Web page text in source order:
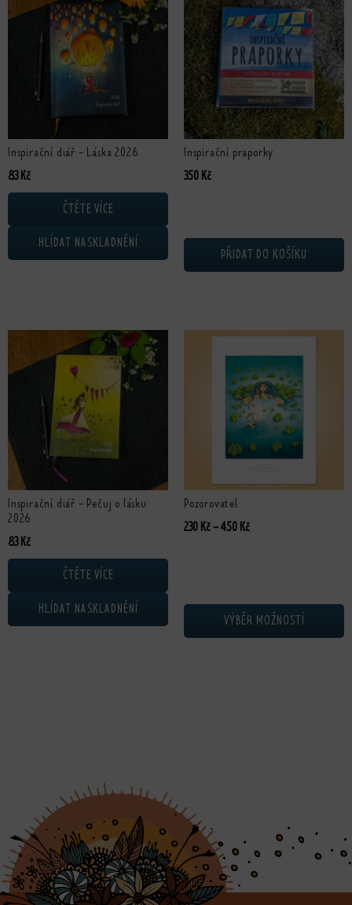
Inspirační diář - Láska 2026
Původní cena byla: 330 Kč.
83KčAktuální cena je: 83 Kč.
ČTĚTE VÍCE
HLÍDAT NASKLADNĚNÍ
Inspirační praporky
350 Kč
PŘIDAT DO KOŠÍKU
Inspirační diář - Pečuj o lásku
2026
Původní cena byla: 330 Kč.
83KčAktuální cena je: 83 Kč.
ČTĚTE VÍCE
HLÍDAT NASKLADNĚNÍ
Pozorovatel
230 Kč –450 KčRozpětí cen: 230 Kč až
VÝBĚR MOŽNOSTÍ
Tento produkt má více variant.